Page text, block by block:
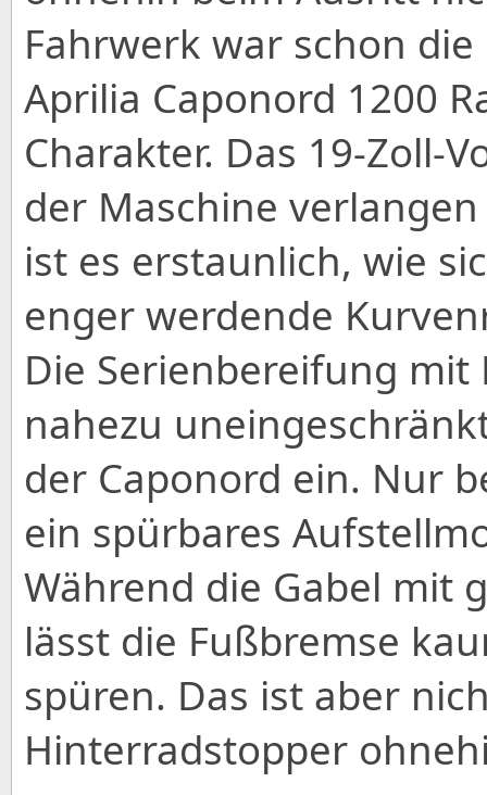
Fahrwerk war schon
Aprilia Caponord 1200
Charakter. Das 19-Zoll-
der Maschine
ist es erstaunlich, wie
enger werdende
Die Serienbereifung
nahezu
der Caponord ein. Nur
ein spürbares
Während die Gabel mit
lässt die Fußbremse
spüren. Das ist aber
Hinterradstopper